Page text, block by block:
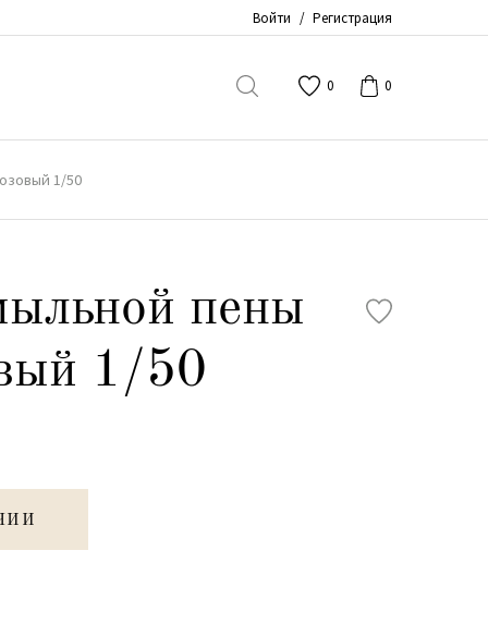
Войти / Регистрация
0 0
1/50
пены
1/50